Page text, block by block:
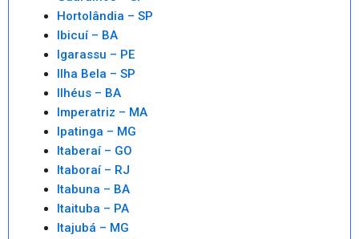
Hortolândia – SP
Ibicuí – BA
Igarassu – PE
Ilha Bela – SP
Ilhéus – BA
Imperatriz – MA
Ipatinga – MG
Itaberaí – GO
Itaboraí – RJ
Itabuna – BA
Itaituba – PA
Itajubá – MG